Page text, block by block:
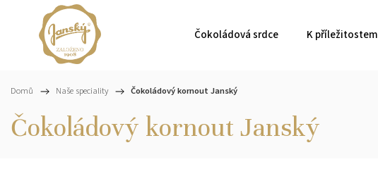
Čokoládová srdce K příležitostem
Domů / Naše speciality / Čokoládový kornout Janský
Čokoládový kornout Janský